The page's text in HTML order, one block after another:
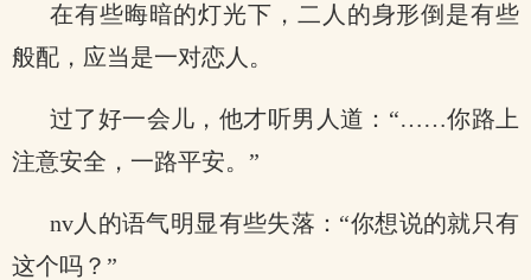
在有些晦暗的灯光下，二人的身形倒是有些
般配，应当是一对恋人。
过了好一会儿，他才听男人道：“……你路上
注意安全，一路平安。”
nv人的语气明显有些失落：“你想说的就只有
这个吗？”